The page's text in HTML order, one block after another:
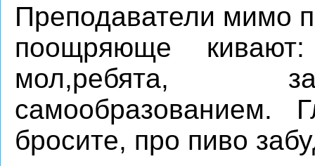
Преподаватели мимо
поощряюще
мол,ребята,
бросите, про пиво